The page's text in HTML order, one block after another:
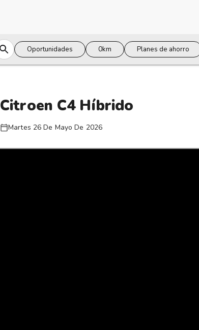
Oportunidades 0km Planes de ahorro
Citroen C4 Híbrido
Martes 26 De Mayo De 2026